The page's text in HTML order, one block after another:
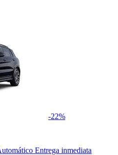
-22%
Entrega inmediata